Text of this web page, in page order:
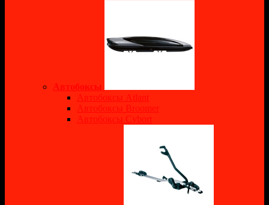
Автобоксы
Автобоксы Atlant
Автобоксы Broomer
Автобоксы Cybort